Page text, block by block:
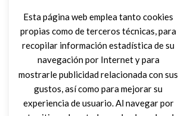
Esta página web emplea tanto cookies
propias como de terceros técnicas, para
recopilar información estadística de su
navegación por Internet y para
mostrarle publicidad relacionada con sus
gustos, así como para mejorar su
experiencia de usuario. Al navegar por